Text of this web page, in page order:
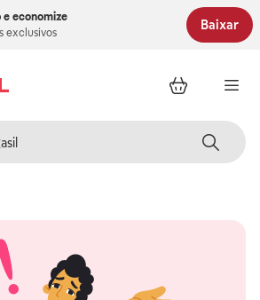
e economize
exclusivos
Baixar